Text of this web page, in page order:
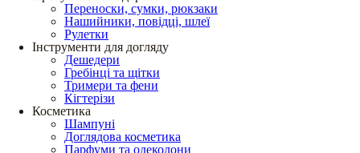
Переноски, сумки, рюкзаки
Нашийники, повідці, шлеї
Рулетки
Інструменти для догляду
Дешедери
Гребінці та щітки
Тримери та фени
Кігтерізи
Косметика
Шампуні
Доглядова косметика
Парфуми та одеколони